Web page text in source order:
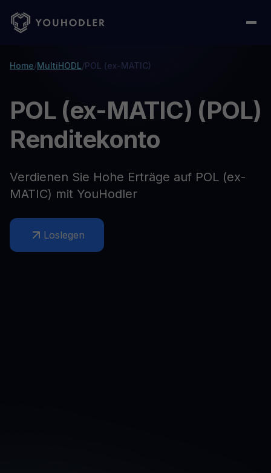
Home/MultiHODL/POL (ex-MATIC)
POL (ex-MATIC) (POL)
Renditekonto
Verdienen Sie Hohe Erträge auf POL (ex-
MATIC) mit YouHodler
Loslegen